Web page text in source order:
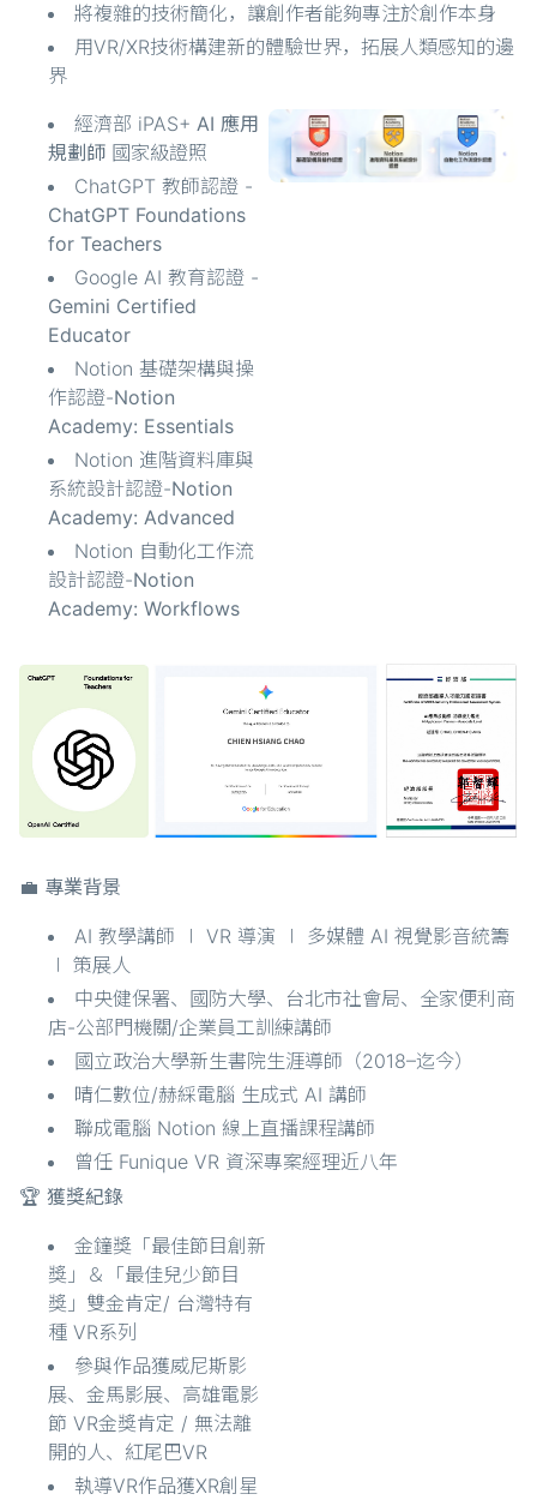
將複雜的技術簡化，讓創作者能夠專注於創作本身
用VR/XR技術構建新的體驗世界，拓展人類感知的邊
界
經濟部 iPAS+ AI 應用
規劃師 國家級證照
ChatGPT 教師認證 -
ChatGPT Foundations
for Teachers
Google AI 教育認證 -
Gemini Certified
Educator
Notion 基礎架構與操
作認證-Notion
Academy: Essentials
Notion 進階資料庫與
系統設計認證-Notion
Academy: Advanced
Notion 自動化工作流
設計認證-Notion
Academy: Workflows
💼 專業背景
AI 教學講師 ∣ VR 導演 ∣ 多媒體 AI 視覺影音統籌
∣ 策展人
中央健保署、國防大學、台北市社會局、全家便利商
店-公部門機關/企業員工訓練講師
國立政治大學新生書院生涯導師（2018–迄今）
晴仁數位/赫綵電腦 生成式 AI 講師
聯成電腦 Notion 線上直播課程講師
曾任 Funique VR 資深專案經理近八年
🏆 獲獎紀錄
金鐘獎「最佳節目創新
獎」＆「最佳兒少節目
獎」雙金肯定/ 台灣特有
種 VR系列
參與作品獲威尼斯影
展、金馬影展、高雄電影
節 VR金獎肯定 / 無法離
開的人、紅尾巴VR
執導VR作品獲XR創星